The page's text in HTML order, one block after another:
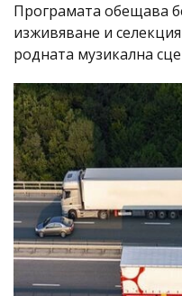
Програмата обещава
изживяване и
родната музикална